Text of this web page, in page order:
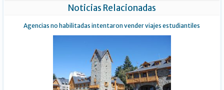
Noticias Relacionadas
Agencias no habilitadas intentaron vender viajes estudiantiles